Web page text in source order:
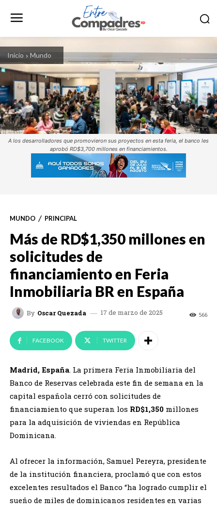
Inicio Mundo
A los desarrolladores que promovieron sus proyectos en esta feria, el banco les
aprobó RD$3,700 millones en financiamientos.
MUNDO PRINCIPAL
Más de RD$1,350 millones en
solicitudes de
financiamiento en Feria
Inmobiliaria BR en España
By Oscar Quezada 17 de marzo de 2025 566
FACEBOOK TWITTER
Madrid, España. La primera Feria Inmobiliaria del
Banco de Reservas celebrada este fin de semana en la
capital española cerró con solicitudes de
financiamiento que superan los RD$1,350 millones
para la adquisición de viviendas en República
Dominicana.
Al ofrecer la información, Samuel Pereyra, presidente
de la institución financiera, proclamó que con estos
excelentes resultados el Banco “ha logrado cumplir el
sueño de miles de dominicanos residentes en varias